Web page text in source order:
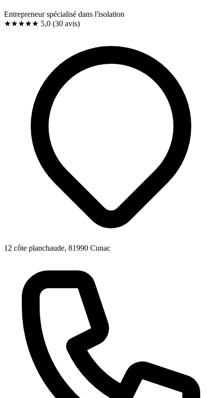
Entrepreneur spécialisé dans l'isolation
★★★★★ 5,0 (30 avis)
12 côte planchaude, 81990 Cunac